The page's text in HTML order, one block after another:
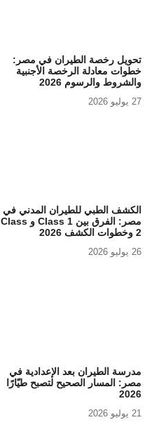
تحويل رخصة الطيران في مصر:
خطوات معادلة الرخصة الأجنبية
والشروط والرسوم 2026
27 يوليو 2026
الكشف الطبي للطيران المدني في
مصر: الفرق بين Class 1 و Class
2 وخطوات الكشف 2026
26 يوليو 2026
مدرسة الطيران بعد الإعدادية في
مصر: المسار الصحيح لتصبح طيّارًا
2026
21 يوليو 2026